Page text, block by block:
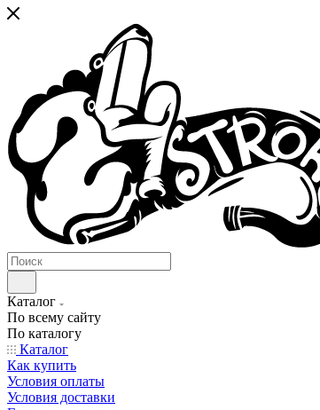
Каталог
По всему сайту
По каталогу
Каталог
Как купить
Условия оплаты
Условия доставки